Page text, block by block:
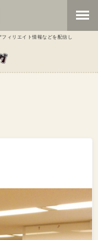
ィリエイト情報などを配信し